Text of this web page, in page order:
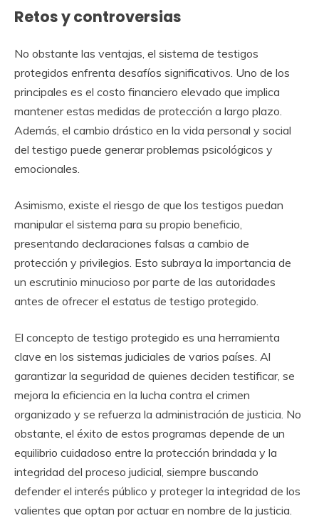
Retos y controversias
No obstante las ventajas, el sistema de testigos
protegidos enfrenta desafíos significativos. Uno de los
principales es el costo financiero elevado que implica
mantener estas medidas de protección a largo plazo.
Además, el cambio drástico en la vida personal y social
del testigo puede generar problemas psicológicos y
emocionales.
Asimismo, existe el riesgo de que los testigos puedan
manipular el sistema para su propio beneficio,
presentando declaraciones falsas a cambio de
protección y privilegios. Esto subraya la importancia de
un escrutinio minucioso por parte de las autoridades
antes de ofrecer el estatus de testigo protegido.
El concepto de testigo protegido es una herramienta
clave en los sistemas judiciales de varios países. Al
garantizar la seguridad de quienes deciden testificar, se
mejora la eficiencia en la lucha contra el crimen
organizado y se refuerza la administración de justicia. No
obstante, el éxito de estos programas depende de un
equilibrio cuidadoso entre la protección brindada y la
integridad del proceso judicial, siempre buscando
defender el interés público y proteger la integridad de los
valientes que optan por actuar en nombre de la justicia.